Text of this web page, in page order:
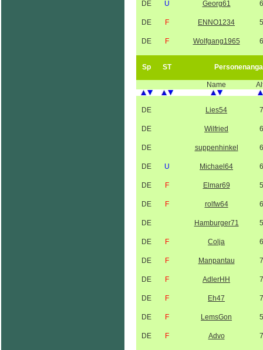
DE U Georg61
DE F ENNO1234
DE F Wolfgang1965
Sp ST
Name
DE Lies54
DE Wilfried
DE suppenhinkel
DE U Michael64
DE F Elmar69
DE F rolfw64
DE Hamburger71
DE F Colja
DE F Manpantau
DE F AdlerHH
DE F Eh47
DE F LemsGon
DE F Advo